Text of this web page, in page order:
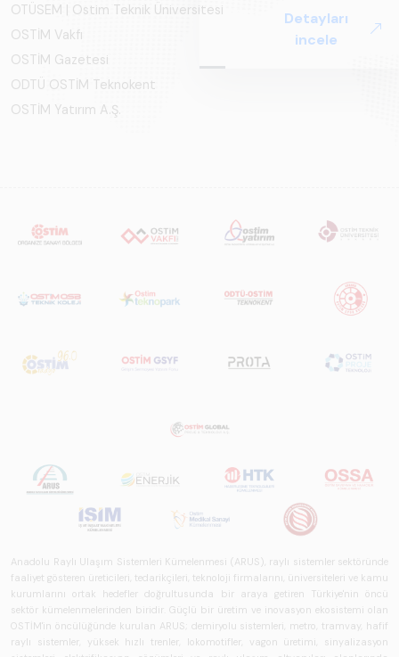
Perspektif ARUS
tarafından
sektörünü teknoloji
ve gelecek
biçimde ele alan
bir referans
Detayları
incele
OTÜSEM | Ostim Teknik Üniversitesi
OSTİM Vakfı
OSTİM Gazetesi
ODTÜ OSTİM Teknokent
OSTİM Yatırım A.Ş.
Anadolu Raylı Ulaşım Sistemleri Kümelenmesi (ARUS), raylı sistemler sektöründe
faaliyet gösteren üreticileri, tedarikçileri, teknoloji firmalarını, üniversiteleri ve kamu
kurumlarını ortak hedefler doğrultusunda bir araya getiren Türkiye'nin öncü
sektör kümelenmelerinden biridir. Güçlü bir üretim ve inovasyon ekosistemi olan
OSTİM'in öncülüğünde kurulan ARUS; demiryolu sistemleri, metro, tramvay, hafif
raylı sistemler, yüksek hızlı trenler, lokomotifler, vagon üretimi, sinyalizasyon